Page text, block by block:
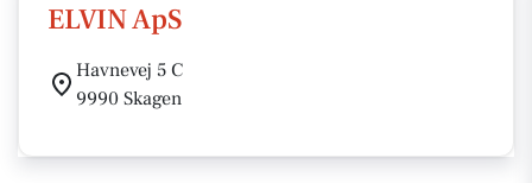
ELVIN ApS
Havnevej 5 C
9990 Skagen